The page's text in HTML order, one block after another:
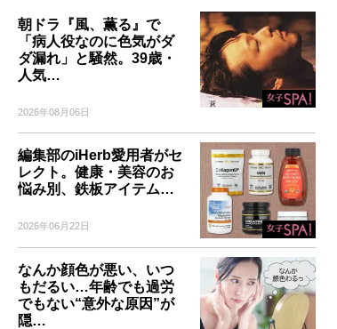
朝ドラ『風、薫る』で
「病人役なのに色気がダ
ダ漏れ」と騒然。39歳・
人気…
2026年08月06日
編集部のiHerb愛用者がセ
レクト。健康・美容のお
悩み別、鉄板アイテム…
2026年06月22日
なんか顔色が悪い、いつ
もだるい…年齢でも過労
でもない“意外な原因”が
隠…